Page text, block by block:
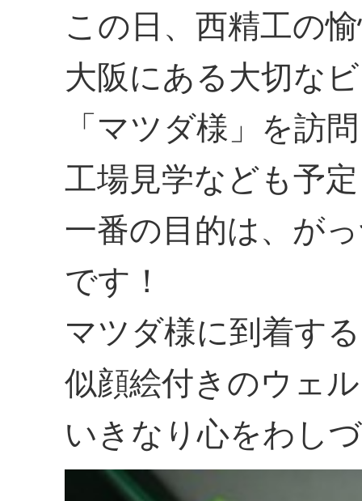
この日、西精工の
大阪にある大切な
「マツダ様」を訪
工場見学なども予
一番の目的は、が
です！
マツダ様に到着す
似顔絵付きのウェ
いきなり心をわし